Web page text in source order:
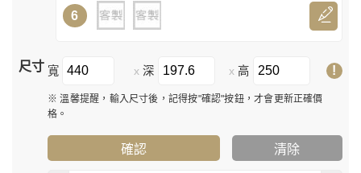
6
尺寸 寬 x 深 x 高 !
※ 溫馨提醒，輸入尺寸後，記得按"確認"按鈕，才會更新正確價
格。
確認 清除